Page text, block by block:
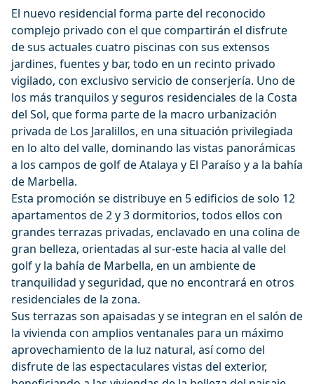
El nuevo residencial forma parte del reconocido
complejo privado con el que compartirán el disfrute
de sus actuales cuatro piscinas con sus extensos
jardines, fuentes y bar, todo en un recinto privado
vigilado, con exclusivo servicio de conserjería. Uno de
los más tranquilos y seguros residenciales de la Costa
del Sol, que forma parte de la macro urbanización
privada de Los Jaralillos, en una situación privilegiada
en lo alto del valle, dominando las vistas panorámicas
a los campos de golf de Atalaya y El Paraíso y a la bahía
de Marbella.
Esta promoción se distribuye en 5 edificios de solo 12
apartamentos de 2 y 3 dormitorios, todos ellos con
grandes terrazas privadas, enclavado en una colina de
gran belleza, orientadas al sur-este hacia al valle del
golf y la bahía de Marbella, en un ambiente de
tranquilidad y seguridad, que no encontrará en otros
residenciales de la zona.
Sus terrazas son apaisadas y se integran en el salón de
la vivienda con amplios ventanales para un máximo
aprovechamiento de la luz natural, así como del
disfrute de las espectaculares vistas del exterior,